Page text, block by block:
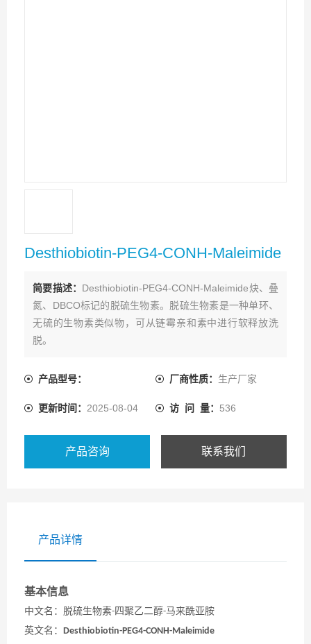
Desthiobiotin-PEG4-CONH-Maleimide
简要描述： Desthiobiotin-PEG4-CONH-Maleimide炔、叠
氮、DBCO标记的脱硫生物素。脱硫生物素是一种单环、
无硫的生物素类似物，可从链霉亲和素中进行软释放洗
脱。
产品型号： 厂商性质： 生产厂家
更新时间： 2025-08-04 访 问 量： 536
产品咨询 联系我们
产品详情
基本信息
中文名： 脱硫生物素-四聚乙二醇-马来酰亚胺
英文名： Desthiobiotin-PEG4-CONH-Maleimide